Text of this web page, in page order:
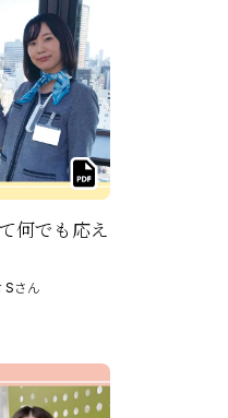
何でも応え
Sさん